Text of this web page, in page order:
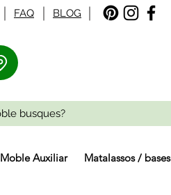
FAQ BLOG
Moble Auxiliar Matalassos / bases